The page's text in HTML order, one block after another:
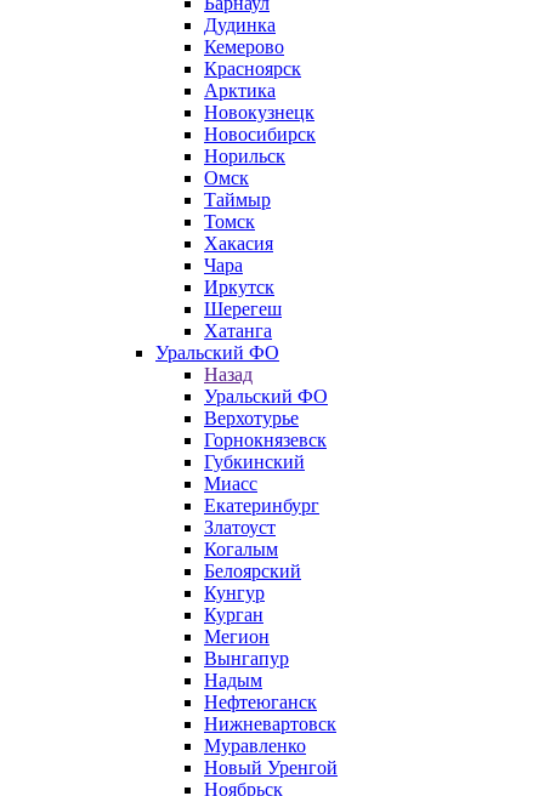
Дудинка
Кемерово
Красноярск
Арктика
Новокузнецк
Новосибирск
Норильск
Омск
Таймыр
Томск
Хакасия
Чара
Иркутск
Шерегеш
Хатанга
Уральский ФО
Назад
Уральский ФО
Верхотурье
Горнокнязевск
Губкинский
Миасс
Екатеринбург
Златоуст
Когалым
Белоярский
Кунгур
Курган
Мегион
Вынгапур
Надым
Нефтеюганск
Нижневартовск
Муравленко
Новый Уренгой
Ноябрьск